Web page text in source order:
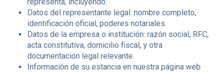
Datos del representante legal: nombre completo,
identificación oficial, poderes notariales.
Datos de la empresa o institución: razón social, RFC,
acta constitutiva, domicilio fiscal, y otra
documentación legal relevante.
Información de su estancia en nuestra página web